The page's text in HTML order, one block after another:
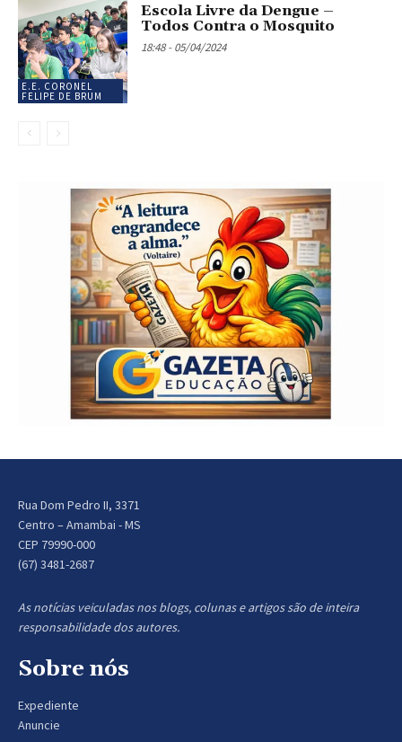
E.E. CORONEL
FELIPE DE BRUM
Escola Livre da Dengue –
Todos Contra o Mosquito
18:48 - 05/04/2024
Rua Dom Pedro II, 3371
Centro – Amambai - MS
CEP 79990-000
(67) 3481-2687
As notícias veiculadas nos blogs, colunas e artigos são de inteira
responsabilidade dos autores.
Sobre nós
Expediente
Anuncie